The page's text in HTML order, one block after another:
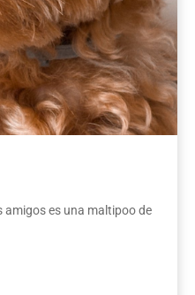
amigos es una maltipoo de